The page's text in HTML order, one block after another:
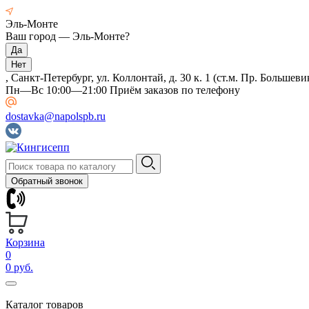
Эль-Монте
Ваш город — Эль-Монте?
, Санкт-Петербург, ул. Коллонтай, д. 30 к. 1 (ст.м. Пр.
Пн—Вс 10:00—21:00 Приём заказов по телефону
dostavka@napolspb.ru
Обратный звонок
Корзина
0
0 руб.
Каталог товаров